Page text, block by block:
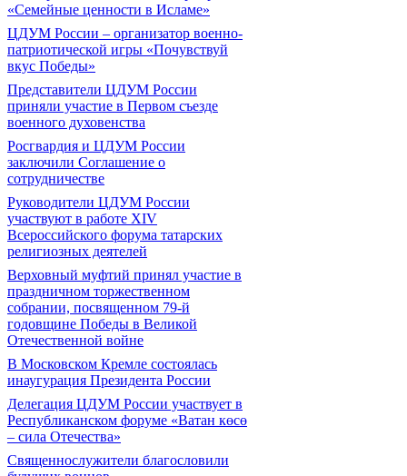
«Семейные ценности в Исламе»
ЦДУМ России – организатор военно-
патриотической игры «Почувствуй
вкус Победы»
Представители ЦДУМ России
приняли участие в Первом съезде
военного духовенства
Росгвардия и ЦДУМ России
заключили Соглашение о
сотрудничестве
Руководители ЦДУМ России
участвуют в работе XIV
Всероссийского форума татарских
религиозных деятелей
Верховный муфтий принял участие в
праздничном торжественном
собрании, посвященном 79-й
годовщине Победы в Великой
Отечественной войне
В Московском Кремле состоялась
инаугурация Президента России
Делегация ЦДУМ России участвует в
Республиканском форуме «Ватан көсө
– сила Отечества»
Священнослужители благословили